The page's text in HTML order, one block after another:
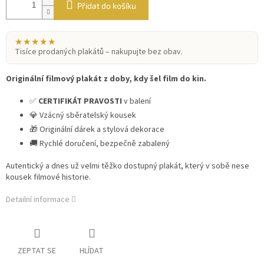
Přidat do košíku
★★★★★
Tisíce prodaných plakátů – nakupujte bez obav.
Originální filmový plakát z doby, kdy šel film do kin.
✅ CERTIFIKÁT PRAVOSTI v balení
💎 Vzácný sběratelský kousek
🎁 Originální dárek a stylová dekorace
🚚 Rychlé doručení, bezpečně zabalený
Autentický a dnes už velmi těžko dostupný plakát, který v sobě nese
kousek filmové historie.
Detailní informace
ZEPTAT SE HLÍDAT